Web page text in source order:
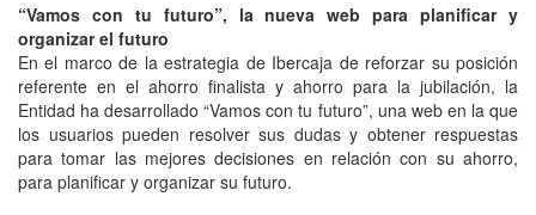
“Vamos con tu futuro”, la nueva web para planificar y
organizar el futuro
En el marco de la estrategia de Ibercaja de reforzar su posición
referente en el ahorro finalista y ahorro para la jubilación, la
Entidad ha desarrollado “Vamos con tu futuro”, una web en la que
los usuarios pueden resolver sus dudas y obtener respuestas
para tomar las mejores decisiones en relación con su ahorro,
para planificar y organizar su futuro.